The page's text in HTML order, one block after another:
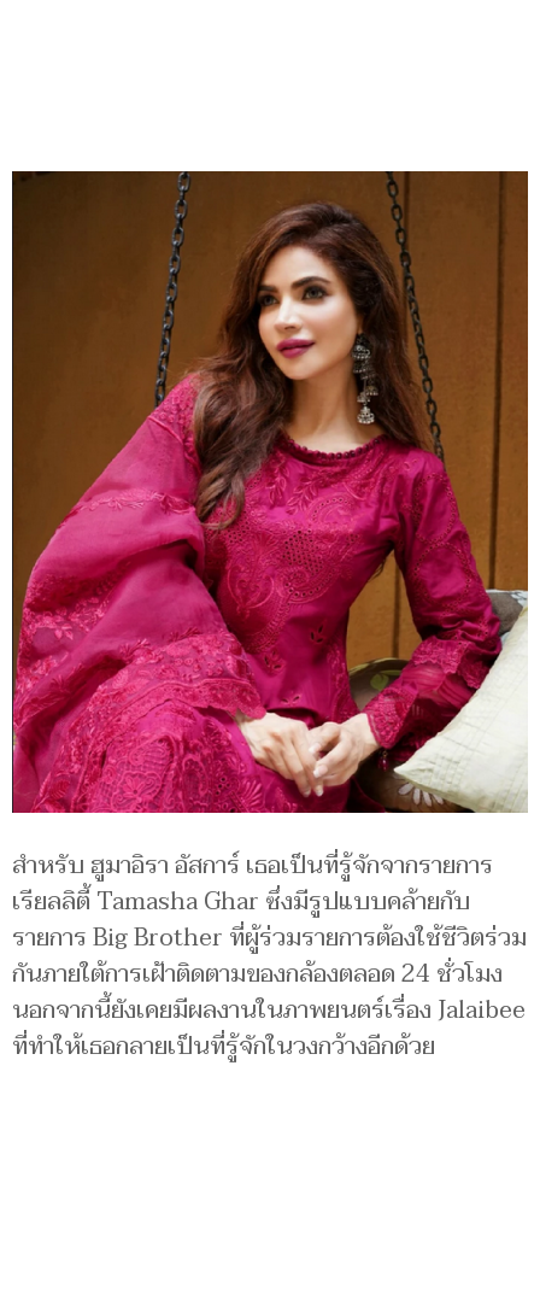
สำหรับ ฮูมาอิรา อัสการ์ เธอเป็นที่รู้จักจากรายการ
เรียลลิตี้ Tamasha Ghar ซึ่งมีรูปแบบคล้ายกับ
รายการ Big Brother ที่ผู้ร่วมรายการต้องใช้ชีวิตร่วม
กันภายใต้การเฝ้าติดตามของกล้องตลอด 24 ชั่วโมง
นอกจากนี้ยังเคยมีผลงานในภาพยนตร์เรื่อง Jalaibee
ที่ทำให้เธอกลายเป็นที่รู้จักในวงกว้างอีกด้วย